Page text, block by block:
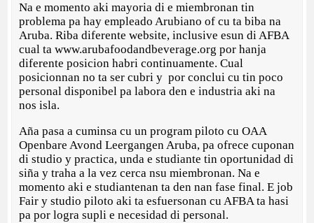
Na e momento aki mayoria di e miembronan tin
problema pa hay empleado Arubiano of cu ta biba na
Aruba. Riba diferente website, inclusive esun di AFBA
cual ta www.arubafoodandbeverage.org por hanja
diferente posicion habri continuamente. Cual
posicionnan no ta ser cubri y por conclui cu tin poco
personal disponibel pa labora den e industria aki na
nos isla.
Aña pasa a cuminsa cu un program piloto cu OAA
Openbare Avond Leergangen Aruba, pa ofrece cuponan
di studio y practica, unda e studiante tin oportunidad di
siña y traha a la vez cerca nsu miembronan. Na e
momento aki e studiantenan ta den nan fase final. E job
Fair y studio piloto aki ta esfuersonan cu AFBA ta hasi
pa por logra supli e necesidad di personal.